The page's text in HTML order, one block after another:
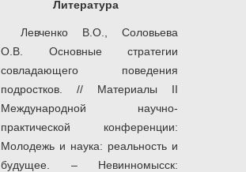
Литература
Левченко В.О., Соловьева
О.В. Основные стратегии
совладающего поведения
подростков. // Материалы II
Международной научно-
практической конференции:
Молодежь и наука: реальность и
будущее. – Невинномысск: